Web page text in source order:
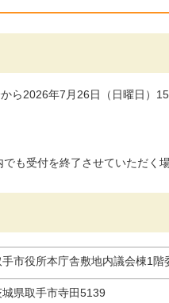
ら2026年7月26日（日曜日）
も受付を終了させていただく
手市役所本庁舎敷地内議会棟1階
城県取手市寺田5139